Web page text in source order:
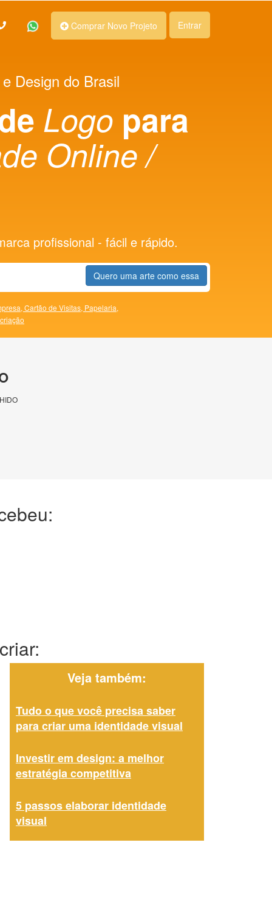
Comprar Novo Projeto Entrar
Design do Brasil
Logo para
Online /
profissional - fácil e rápido.
Quero uma arte como essa
Cartão de Visitas, Papelaria,
Veja também:
Tudo o que você precisa saber
para criar uma identidade visual
Investir em design: a melhor
estratégia competitiva
5 passos elaborar identidade
visual